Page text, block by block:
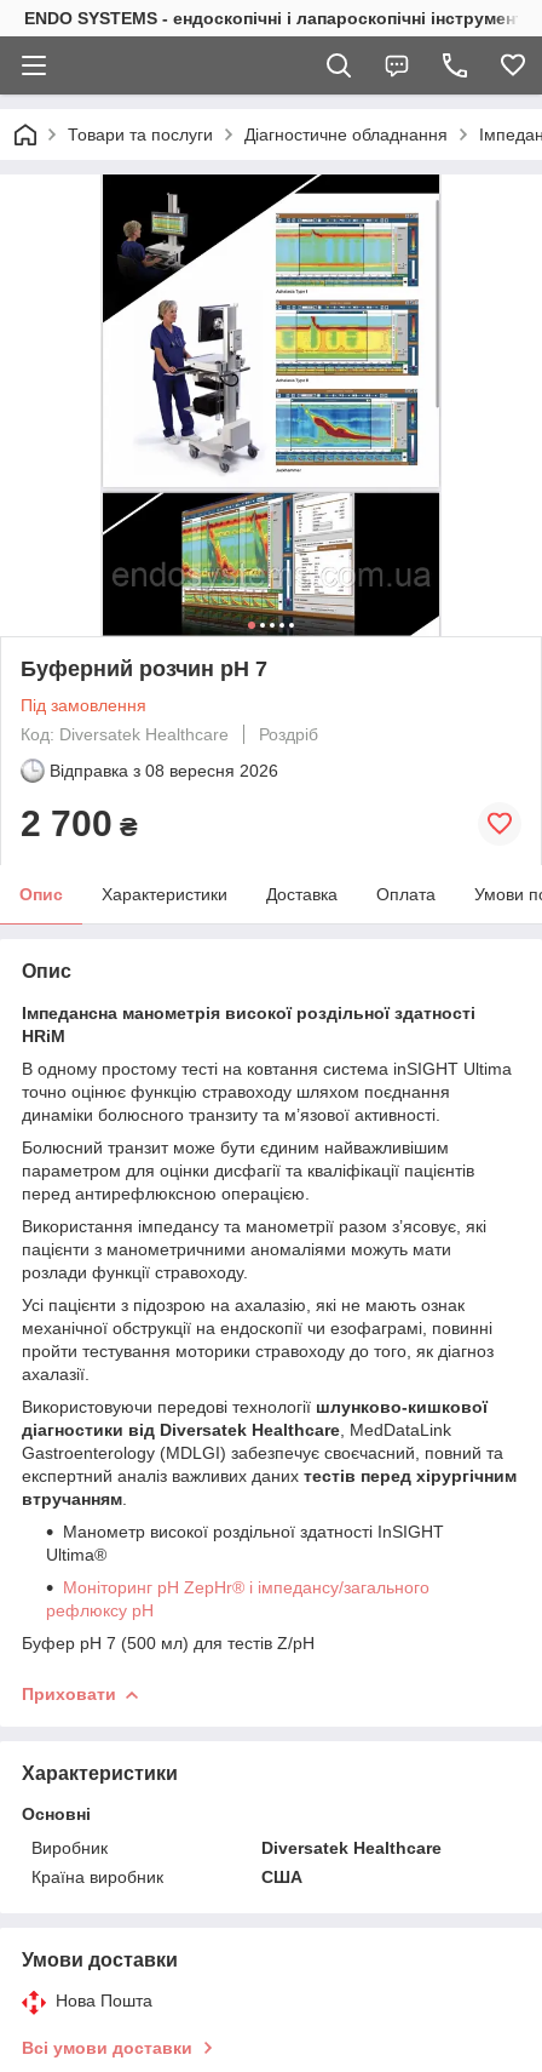
ENDO SYSTEMS - ендоскопічні і лапароскопічні інструменти
Товари та послуги Діагностичне обладнання
Буферний розчин pH 7
Під замовлення
Код: Diversatek Healthcare
Роздріб
Відправка з 08 вересня 2026
2 700 ₴
Опис Характеристики Доставка Оплата Умови
Опис
Імпедансна манометрія високої роздільної здатності
HRiM
В одному простому тесті на ковтання система inSIGHT Ultima
точно оцінює функцію стравоходу шляхом поєднання
динаміки болюсного транзиту та м’язової активності.
Болюсний транзит може бути єдиним найважливішим
параметром для оцінки дисфагії та кваліфікації пацієнтів
перед антирефлюксною операцією.
Використання імпедансу та манометрії разом з’ясовує, які
пацієнти з манометричними аномаліями можуть мати
розлади функції стравоходу.
Усі пацієнти з підозрою на ахалазію, які не мають ознак
механічної обструкції на ендоскопії чи езофаграмі, повинні
пройти тестування моторики стравоходу до того, як діагноз
ахалазії.
Використовуючи передові технології шлунково-кишкової
діагностики від Diversatek Healthcare , MedDataLink
Gastroenterology (MDLGI) забезпечує своєчасний, повний та
експертний аналіз важливих даних тестів перед хірургічним
втручанням
Манометр високої роздільної здатності InSIGHT
Ultima®
Моніторинг рН ZepHr® і імпедансу/загального
рефлюксу рН
Буфер pH 7 (500 мл) для тестів Z/pH
Приховати
Характеристики
Основні
Виробник
Diversatek Healthcare
Країна виробник
США
Умови доставки
Нова Пошта
Всі умови доставки